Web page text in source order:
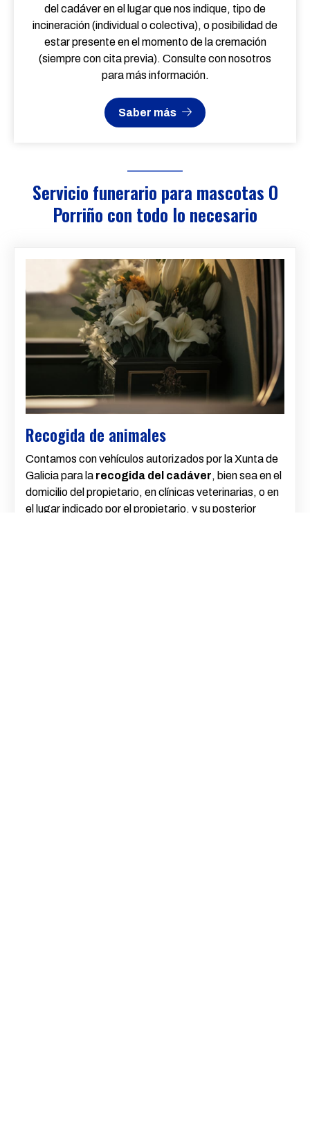
del cadáver en el lugar que nos indique, tipo de
incineración (individual o colectiva), o posibilidad de
estar presente en el momento de la cremación
(siempre con cita previa). Consulte con nosotros
para más información.
Saber más
Servicio funerario para mascotas O
Porriño con todo lo necesario
Recogida de animales
Contamos con vehículos autorizados por la Xunta de
Galicia para la recogida del cadáver, bien sea en el
domicilio del propietario, en clínicas veterinarias, o en
el lugar indicado por el propietario, y su posterior